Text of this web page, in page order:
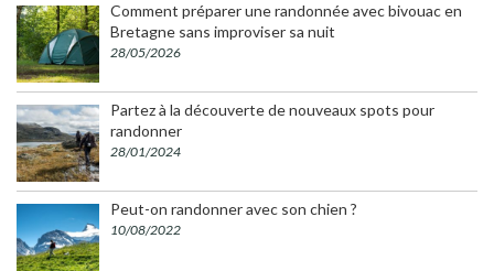
Comment préparer une randonnée avec bivouac en
Bretagne sans improviser sa nuit
28/05/2026
Partez à la découverte de nouveaux spots pour
randonner
28/01/2024
Peut-on randonner avec son chien ?
10/08/2022